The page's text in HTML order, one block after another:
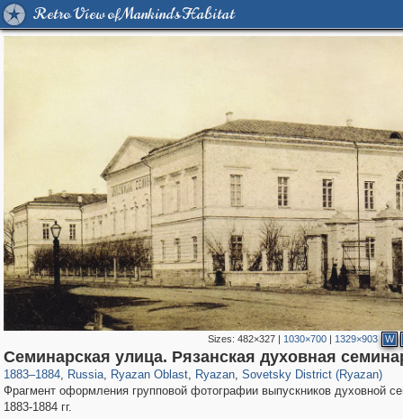
Retro View of Mankind's Habitat
Sizes:482×327 | 1030×700 | 1329×903 W
Семинарская улица. Рязанская духовная
1883–1884, Russia
1,406,514 29,243
, Ryazan Oblast
14,488 207
, Ryazan
10,291 132
, Sovetsky District (Ryazan)
6,802 106
Фрагмент оформления групповой фотографии выпускников духовной
1883-1884 гг.